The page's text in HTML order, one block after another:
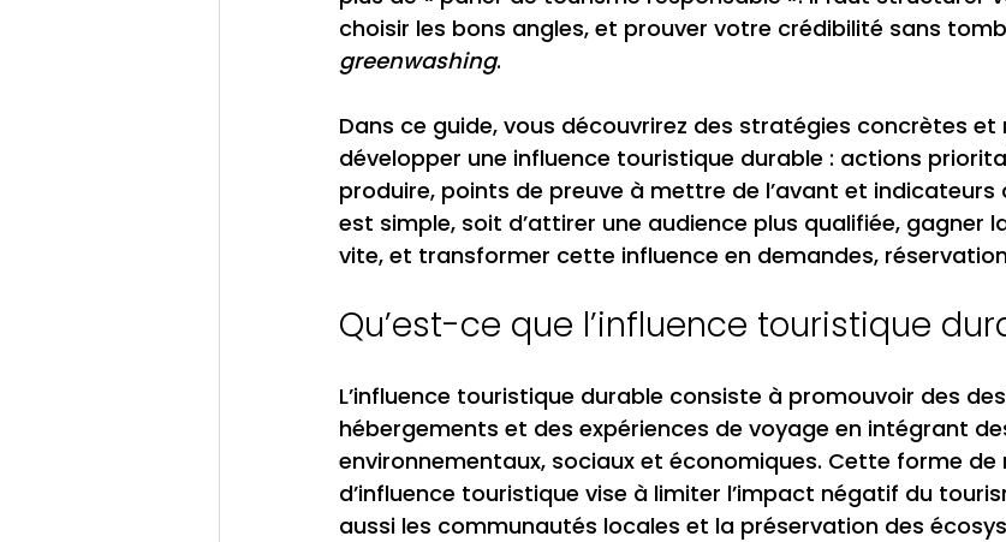
choisir les bons angles, et prouver votre crédibilité sans
greenwashing.
Dans ce guide, vous découvrirez des stratégies concrètes et
développer une influence touristique durable : actions
produire, points de preuve à mettre de l’avant et indicateurs
est simple, soit d’attirer une audience plus qualifiée, gagner
vite, et transformer cette influence en demandes,
Qu’est-ce que l’influence touristique
L’influence touristique durable consiste à promouvoir des
hébergements et des expériences de voyage en intégrant
environnementaux, sociaux et économiques. Cette forme
d’influence touristique vise à limiter l’impact négatif du
aussi les communautés locales et la préservation des